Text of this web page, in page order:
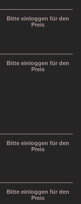
Bitte einloggen für den
Preis
Bitte einloggen für den
Preis
Bitte einloggen für den
Preis
Bitte einloggen für den
Preis